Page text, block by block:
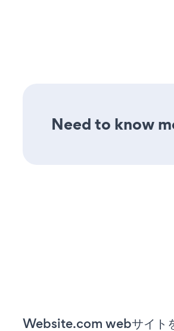
Need to know
Website.com webサイト